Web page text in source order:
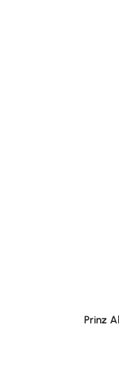
Durchschnittliche
Prinz